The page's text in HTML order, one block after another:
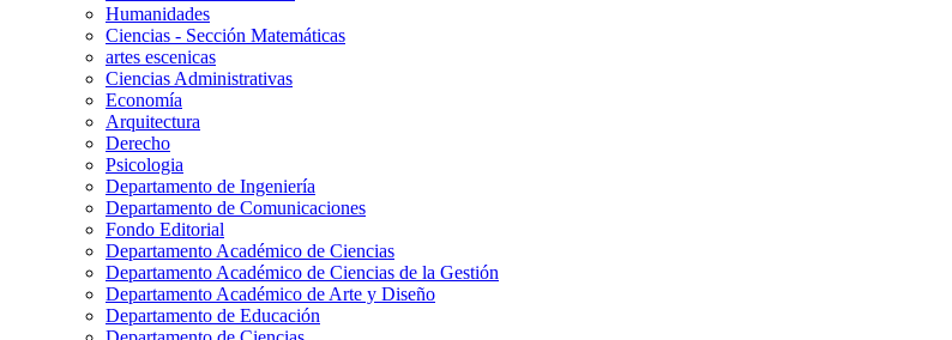
Humanidades
Ciencias - Sección Matemáticas
artes escenicas
Ciencias Administrativas
Economía
Arquitectura
Derecho
Psicologia
Departamento de Ingeniería
Departamento de Comunicaciones
Fondo Editorial
Departamento Académico de Ciencias
Departamento Académico de Ciencias de la Gestión
Departamento Académico de Arte y Diseño
Departamento de Educación